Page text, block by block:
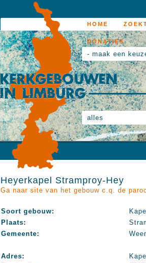
HOME
DONATIES
- maak een
alles
Heyerkapel Stramproy-Hey
Ga naar site van het gebouw c.q. de
Soort gebouw:
Kapel
Plaats:
Gemeente:
Adres: